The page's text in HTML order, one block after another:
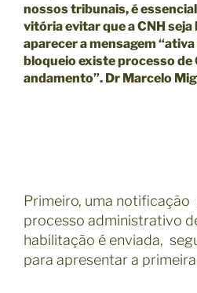
nossos tribunais, é
vitória evitar que a CNH
aparecer a mensagem
bloqueio existe processo de
andamento”. Dr Marcelo
Primeiro, uma notificação
processo administrativo
habilitação é enviada,
para apresentar a